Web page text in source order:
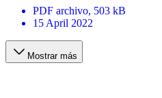
PDF archivo, 503 kB
15 April 2022
Mostrar más